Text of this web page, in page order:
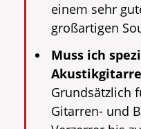
einem sehr
großartigen
Muss ich
Grundsätzlich
Gitarren- und